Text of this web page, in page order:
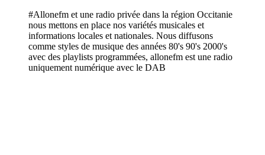
#Allonefm et une radio privée dans la région Occitanie
nous mettons en place nos variétés musicales et
informations locales et nationales. Nous diffusons
comme styles de musique des années 80's 90's 2000's
avec des playlists programmées, allonefm est une radio
uniquement numérique avec le DAB